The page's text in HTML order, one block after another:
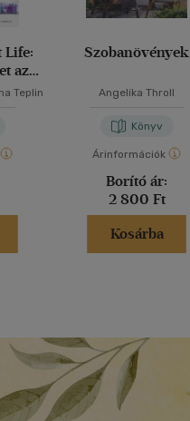
Life:
az
Teplin
Szobanövények
Angelika Throll
Könyv
Árinformációk
Borító ár:
2 800 Ft
Kosárba